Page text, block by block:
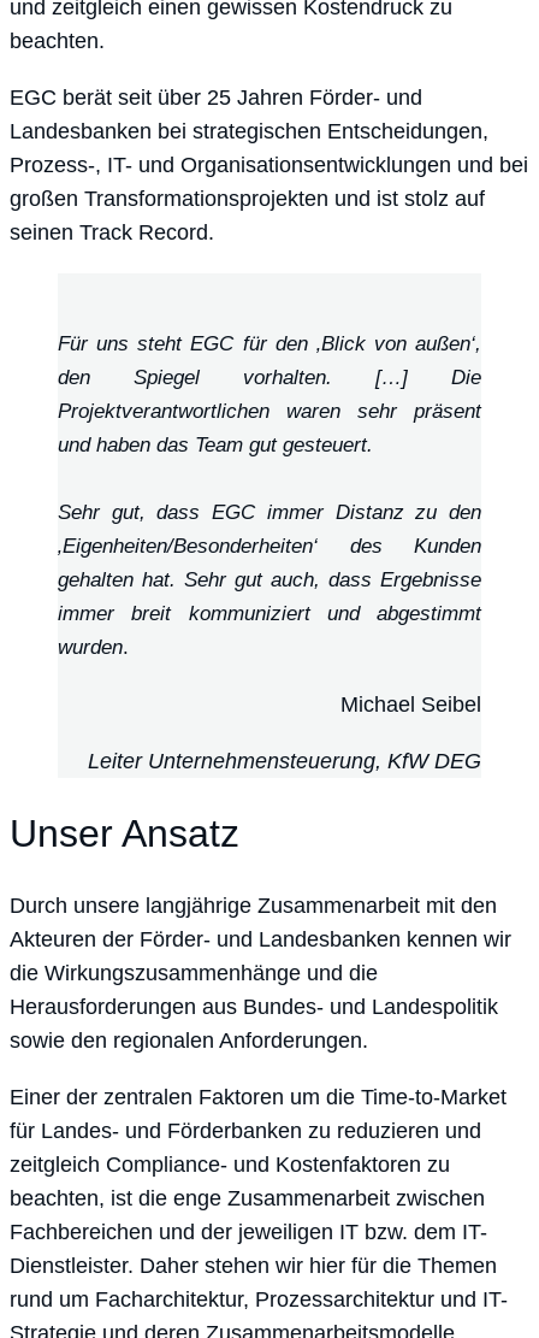
und zeitgleich einen gewissen Kostendruck zu
beachten.
EGC berät seit über 25 Jahren Förder- und
Landesbanken bei strategischen Entscheidungen,
Prozess-, IT- und Organisationsentwicklungen und bei
großen Transformationsprojekten und ist stolz auf
seinen Track Record.
Für uns steht EGC für den ‚Blick von außen‘,
den Spiegel vorhalten. […] Die
Projektverantwortlichen waren sehr präsent
und haben das Team gut gesteuert.
Sehr gut, dass EGC immer Distanz zu den
‚Eigenheiten/Besonderheiten‘ des Kunden
gehalten hat. Sehr gut auch, dass Ergebnisse
immer breit kommuniziert und abgestimmt
wurden.
Michael Seibel
Leiter Unternehmensteuerung, KfW DEG
Unser Ansatz
Durch unsere langjährige Zusammenarbeit mit den
Akteuren der Förder- und Landesbanken kennen wir
die Wirkungszusammenhänge und die
Herausforderungen aus Bundes- und Landespolitik
sowie den regionalen Anforderungen.
Einer der zentralen Faktoren um die Time-to-Market
für Landes- und Förderbanken zu reduzieren und
zeitgleich Compliance- und Kostenfaktoren zu
beachten, ist die enge Zusammenarbeit zwischen
Fachbereichen und der jeweiligen IT bzw. dem IT-
Dienstleister. Daher stehen wir hier für die Themen
rund um Facharchitektur, Prozessarchitektur und IT-